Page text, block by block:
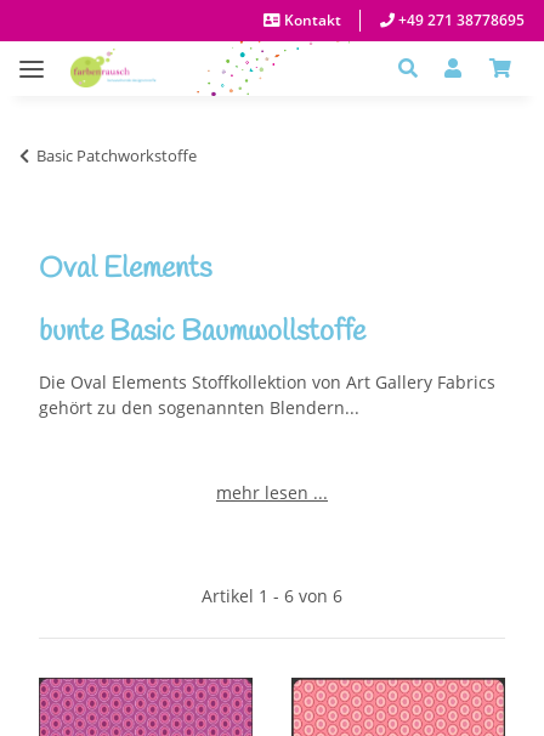
Kontakt +49 271 38778695
Basic Patchworkstoffe
Oval Elements
bunte Basic Baumwollstoffe
Die Oval Elements Stoffkollektion von Art Gallery Fabrics
gehört zu den sogenannten Blendern...
mehr lesen ...
Artikel 1 - 6 von 6